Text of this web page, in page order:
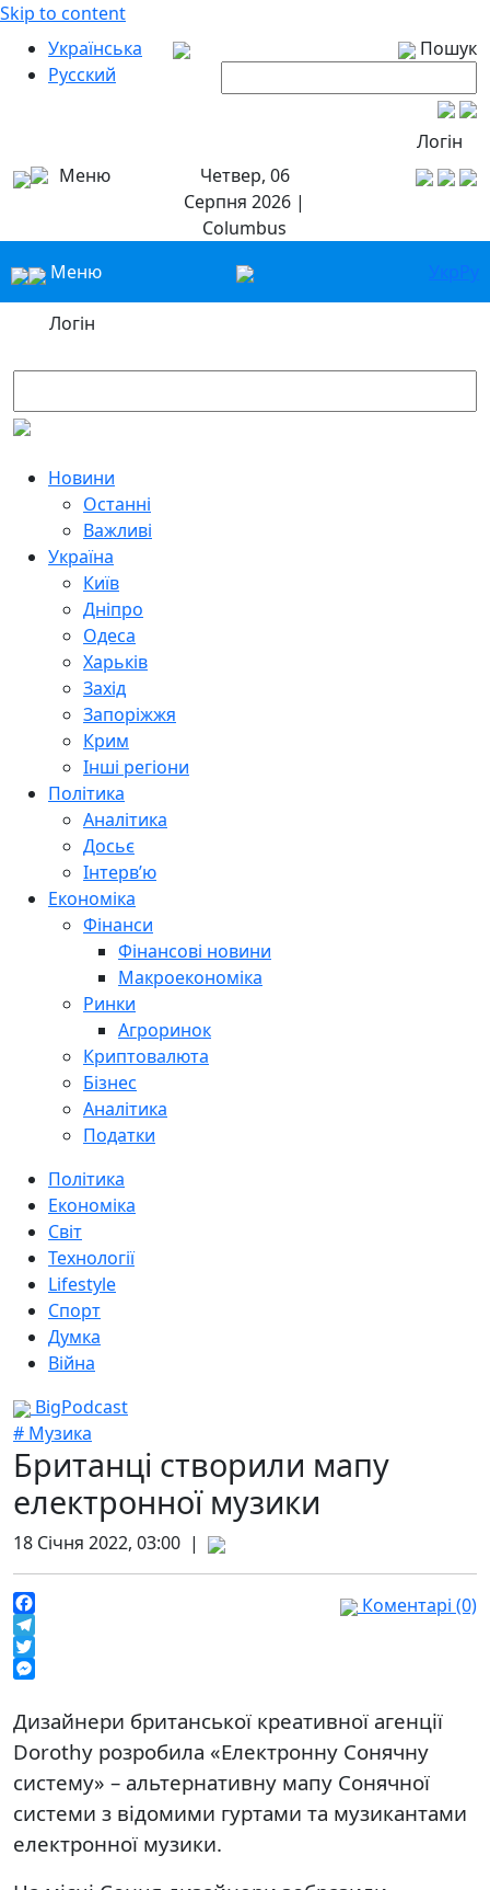
Skip to content
Українська
Русский
Пошук
Логін
Меню
Четвер, 06
Серпня 2026 |
Columbus
Меню
УкрРу
Логін
Новини
Останні
Важливі
Україна
Київ
Дніпро
Одеса
Харьків
Захід
Запоріжжя
Крим
Інші регіони
Політика
Аналітика
Досьє
Інтерв’ю
Економіка
Фінанси
Фінансові новини
Макроекономіка
Ринки
Агроринок
Криптовалюта
Бізнес
Аналітика
Податки
Політика
Економіка
Світ
Технології
Lifestyle
Спорт
Думка
Війна
BigPodcast
# Музика
Британці створили мапу
електронної музики
18 Січня 2022, 03:00 |
Facebook
Telegram
Twitter
Коментарі (0)
Дизайнери британської креативної агенції
Dorothy розробила «Електронну Сонячну
систему» – альтернативну мапу Сонячної
системи з відомими гуртами та музикантами
електронної музики.